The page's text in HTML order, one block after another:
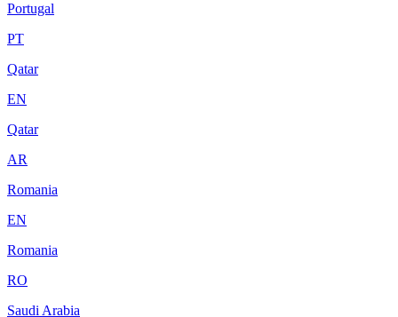
Portugal
PT
Qatar
EN
Qatar
AR
Romania
EN
Romania
RO
Saudi Arabia